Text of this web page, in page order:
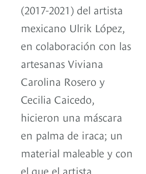
(2017-2021) del artista
mexicano Ulrik López,
en colaboración con las
artesanas Viviana
Carolina Rosero y
Cecilia Caicedo,
hicieron una máscara
en palma de iraca; un
material maleable y con
el que el artista